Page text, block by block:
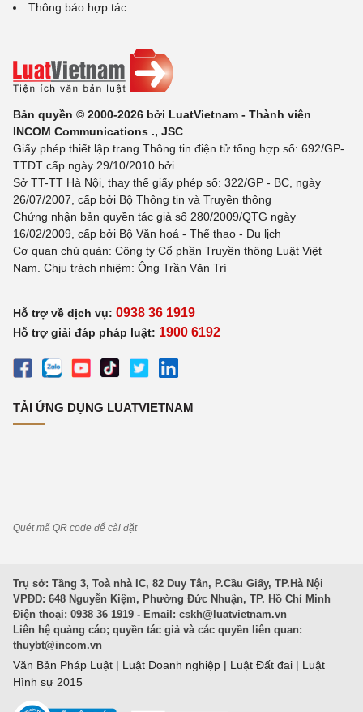
Thông báo hợp tác
Bản quyền © 2000-2026 bởi LuatVietnam - Thành viên
INCOM Communications ., JSC
Giấy phép thiết lập trang Thông tin điện tử tổng hợp số: 692/GP-
TTĐT cấp ngày 29/10/2010 bởi
Sở TT-TT Hà Nội, thay thế giấy phép số: 322/GP - BC, ngày
26/07/2007, cấp bởi Bộ Thông tin và Truyền thông
Chứng nhận bản quyền tác giả số 280/2009/QTG ngày
16/02/2009, cấp bởi Bộ Văn hoá - Thể thao - Du lịch
Cơ quan chủ quản: Công ty Cổ phần Truyền thông Luật Việt
Nam. Chịu trách nhiệm: Ông Trần Văn Trí
Hỗ trợ về dịch vụ: 0938 36 1919
Hỗ trợ giải đáp pháp luật: 1900 6192
TẢI ỨNG DỤNG LUATVIETNAM
Quét mã QR code để cài đặt
Trụ sở: Tầng 3, Toà nhà IC, 82 Duy Tân, P.Cầu Giấy, TP.Hà Nội
VPĐD: 648 Nguyễn Kiệm, Phường Đức Nhuận, TP. Hồ Chí Minh
Điện thoại: 0938 36 1919 - Email: cskh@luatvietnam.vn
Liên hệ quảng cáo; quyền tác giả và các quyền liên quan:
thuybt@incom.vn
Văn Bản Pháp Luật | Luật Doanh nghiệp | Luật Đất đai | Luật
Hình sự 2015